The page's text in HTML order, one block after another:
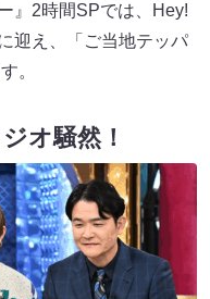
』2時間SPでは、Hey!
迎え、「ご当地テッパ
。
オ騒然！